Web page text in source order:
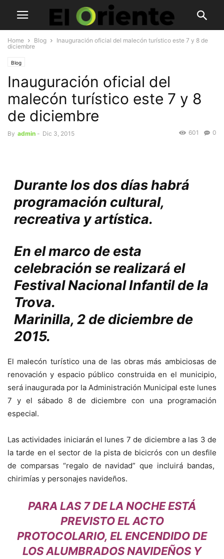
Home Blog
Inauguración oficial del malecón turístico este 7 y 8 de
diciembre
Blog
Inauguración oficial del
malecón turístico este 7 y 8
de diciembre
By admin - Dic 3, 2015 0
601
Durante los dos días habrá
programación cultural,
recreativa y artística.
En el marco de esta
celebración se realizará el
Festival Nacional Infantil de la
Trova.
Marinilla, 2 de diciembre de
2015.
El malecón turístico una de las obras más ambiciosas de
renovación y espacio público construida en el municipio,
será inaugurada por la Administración Municipal este lunes
7 y el sábado 8 de diciembre con una programación
especial.
Las actividades iniciarán el lunes 7 de diciembre a las 3 de
la tarde en el sector de la pista de bicicrós con un desfile
de comparsas “regalo de navidad” que incluirá bandas,
chirimías y personajes navideños.
PARA LAS 7 DE LA NOCHE ESTÁ
PREVISTO EL ACTO
PROTOCOLARIO, EL ENCENDIDO DE
LOS ALUMBRADOS NAVIDEÑOS Y